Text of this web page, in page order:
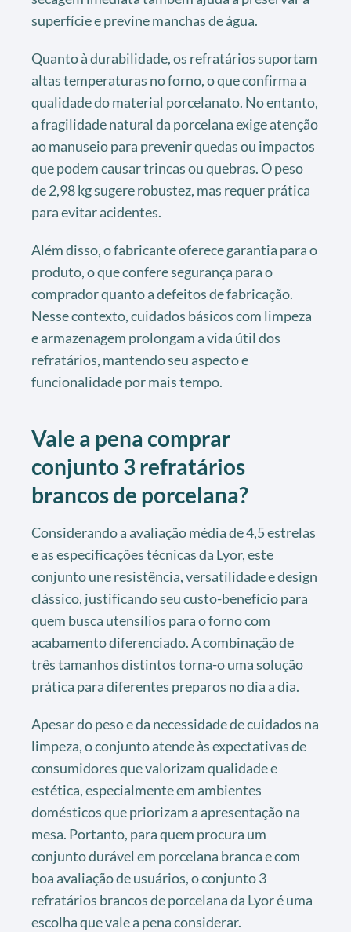
superfície e previne manchas de água.
Quanto à durabilidade, os refratários suportam
altas temperaturas no forno, o que confirma a
qualidade do material porcelanato. No entanto,
a fragilidade natural da porcelana exige atenção
ao manuseio para prevenir quedas ou impactos
que podem causar trincas ou quebras. O peso
de 2,98 kg sugere robustez, mas requer prática
para evitar acidentes.
Além disso, o fabricante oferece garantia para o
produto, o que confere segurança para o
comprador quanto a defeitos de fabricação.
Nesse contexto, cuidados básicos com limpeza
e armazenagem prolongam a vida útil dos
refratários, mantendo seu aspecto e
funcionalidade por mais tempo.
Vale a pena comprar
conjunto 3 refratários
brancos de porcelana?
Considerando a avaliação média de 4,5 estrelas
e as especificações técnicas da Lyor, este
conjunto une resistência, versatilidade e design
clássico, justificando seu custo-benefício para
quem busca utensílios para o forno com
acabamento diferenciado. A combinação de
três tamanhos distintos torna-o uma solução
prática para diferentes preparos no dia a dia.
Apesar do peso e da necessidade de cuidados na
limpeza, o conjunto atende às expectativas de
consumidores que valorizam qualidade e
estética, especialmente em ambientes
domésticos que priorizam a apresentação na
mesa. Portanto, para quem procura um
conjunto durável em porcelana branca e com
boa avaliação de usuários, o conjunto 3
refratários brancos de porcelana da Lyor é uma
escolha que vale a pena considerar.